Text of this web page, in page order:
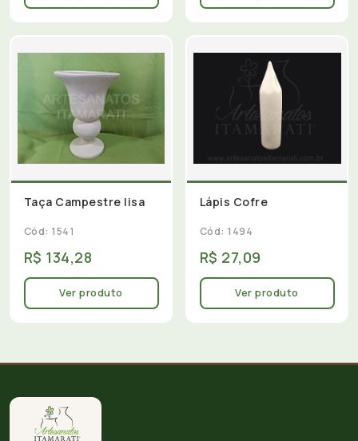
Taça Campestre lisa
Cód: 1541
R$ 134,28
Ver produto
Lápis Cofre
Cód: 1494
R$ 27,09
Ver produto